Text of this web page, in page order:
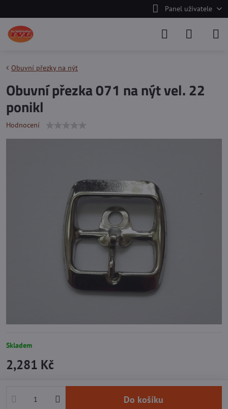
Panel uživatele
Obuvní přezky na nýt
Obuvní přezka 071 na nýt vel. 22
ponikl
Hodnocení
Skladem
2,281 Kč
Do košíku